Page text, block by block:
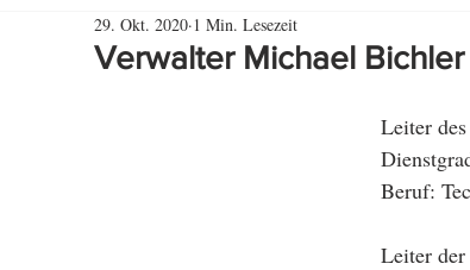
Verwalter Michael Bichler
29. Okt. 2020 1 Min. Lesezeit
Leiter
Beruf:
Leiter